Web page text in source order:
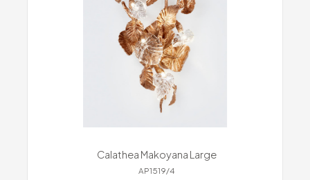
Calathea Makoyana Large
AP1519/4